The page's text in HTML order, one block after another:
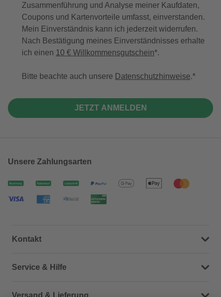
Zusammenführung und Analyse meiner Kaufdaten,
Coupons und Kartenvorteile umfasst, einverstanden.
Mein Einverständnis kann ich jederzeit widerrufen.
Nach Bestätigung meines Einverständnisses erhalte
ich einen 10 € Willkommensgutschein*.
Bitte beachte auch unsere Datenschutzhinweise.
JETZT ANMELDEN
Unsere Zahlungsarten
Kontakt
Dein Kontakt zu uns
Service & Hilfe
Häufige Fragen (FAQ)
Versand & Lieferung